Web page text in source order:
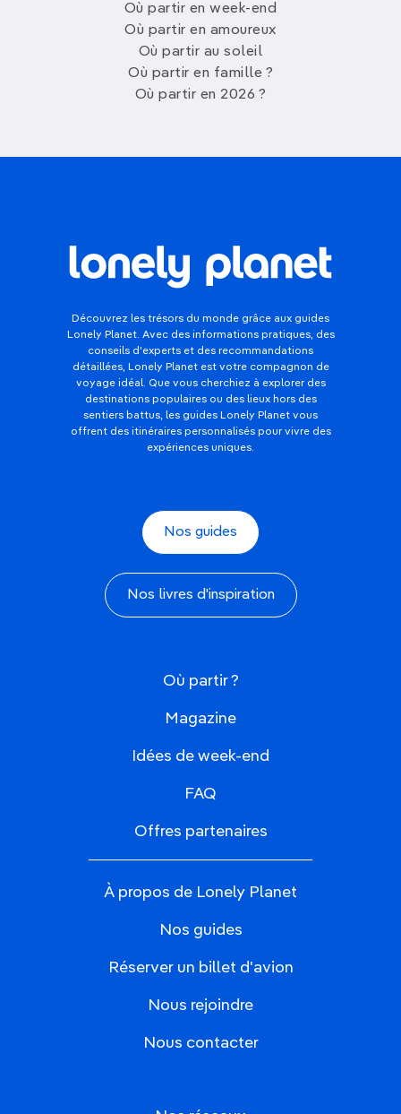
Où partir en week-end
Où partir en amoureux
Où partir au soleil
Où partir en famille ?
Où partir en 2026 ?
Découvrez les trésors du monde grâce aux guides
Lonely Planet. Avec des informations pratiques, des
conseils d'experts et des recommandations
détaillées, Lonely Planet est votre compagnon de
voyage idéal. Que vous cherchiez à explorer des
destinations populaires ou des lieux hors des
sentiers battus, les guides Lonely Planet vous
offrent des itinéraires personnalisés pour vivre des
expériences uniques.
Nos guides
Nos livres d'inspiration
Où partir ?
Magazine
Idées de week-end
FAQ
Offres partenaires
À propos de Lonely Planet
Nos guides
Réserver un billet d'avion
Nous rejoindre
Nous contacter